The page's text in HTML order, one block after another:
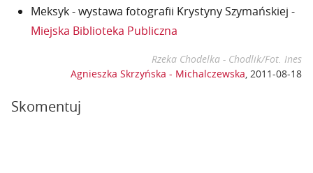
Meksyk - wystawa fotografii Krystyny Szymańskiej -
Miejska Biblioteka Publiczna
Rzeka Chodelka - Chodlik/Fot. Ines
Agnieszka Skrzyńska - Michalczewska, 2011-08-18
Skomentuj